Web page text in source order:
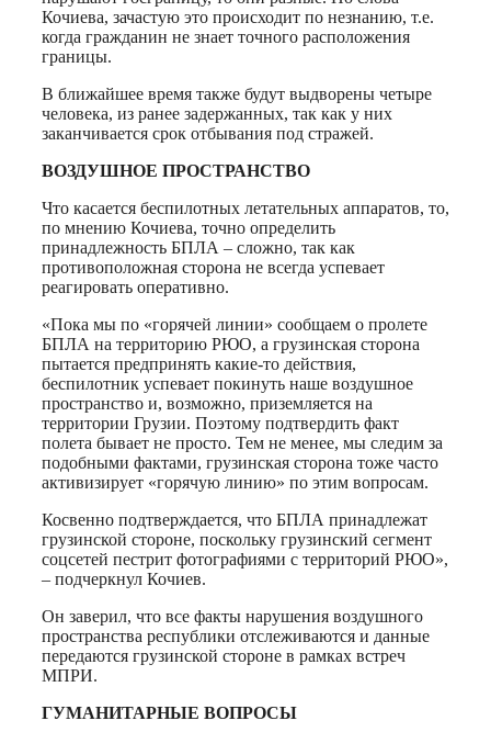
Кочиева, зачастую это происходит по незнанию, т.е.
когда гражданин не знает точного расположения
границы.
В ближайшее время также будут выдворены четыре
человека, из ранее задержанных, так как у них
заканчивается срок отбывания под стражей.
ВОЗДУШНОЕ ПРОСТРАНСТВО
Что касается беспилотных летательных аппаратов, то,
по мнению Кочиева, точно определить
принадлежность БПЛА – сложно, так как
противоположная сторона не всегда успевает
реагировать оперативно.
«Пока мы по «горячей линии» сообщаем о пролете
БПЛА на территорию РЮО, а грузинская сторона
пытается предпринять какие-то действия,
беспилотник успевает покинуть наше воздушное
пространство и, возможно, приземляется на
территории Грузии. Поэтому подтвердить факт
полета бывает не просто. Тем не менее, мы следим за
подобными фактами, грузинская сторона тоже часто
активизирует «горячую линию» по этим вопросам.
Косвенно подтверждается, что БПЛА принадлежат
грузинской стороне, поскольку грузинский сегмент
соцсетей пестрит фотографиями с территорий РЮО»,
– подчеркнул Кочиев.
Он заверил, что все факты нарушения воздушного
пространства республики отслеживаются и данные
передаются грузинской стороне в рамках встреч
МПРИ.
ГУМАНИТАРНЫЕ ВОПРОСЫ